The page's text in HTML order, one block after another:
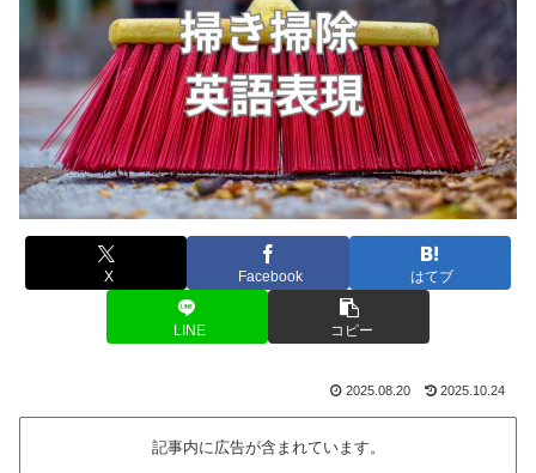
X Facebook はてブ
LINE コピー
2025.08.20 2025.10.24
記事内に広告が含まれています。